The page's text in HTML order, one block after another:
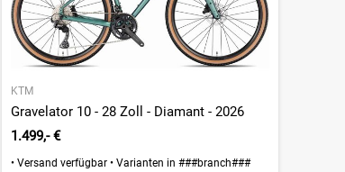
KTM
Gravelator 10 - 28 Zoll - Diamant - 2026
1.499,- €
•Versand verfügbar •Varianten in ###branch###